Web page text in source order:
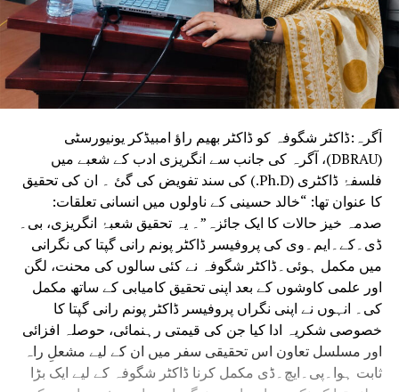
آگرہ:ڈاکٹر شگوفہ کو ڈاکٹر بھیم راؤ امبیڈکر یونیورسٹی
(DBRAU)، آگرہ کی جانب سے انگریزی ادب کے شعبے میں
فلسفۂ ڈاکٹری (Ph.D.) کی سند تفویض کی گئ ۔ ان کی تحقیق
کا عنوان تھا: “خالد حسینی کے ناولوں میں انسانی تعلقات:
صدمہ خیز حالات کا ایک جائزہ”۔ یہ تحقیق شعبۂ انگریزی، بی۔
ڈی۔کے۔ایم۔وی کی پروفیسر ڈاکٹر پونم رانی گپتا کی نگرانی
میں مکمل ہوئی۔ڈاکٹر شگوفہ نے کئی سالوں کی محنت، لگن
اور علمی کاوشوں کے بعد اپنی تحقیق کامیابی کے ساتھ مکمل
کی۔ انہوں نے اپنی نگراں پروفیسر ڈاکٹر پونم رانی گپتا کا
خصوصی شکریہ ادا کیا جن کی قیمتی رہنمائی، حوصلہ افزائی
اور مسلسل تعاون اس تحقیقی سفر میں ان کے لیے مشعلِ راہ
ثابت ہوا۔پی۔ایچ۔ڈی مکمل کرنا ڈاکٹر شگوفہ کے لیے ایک بڑا